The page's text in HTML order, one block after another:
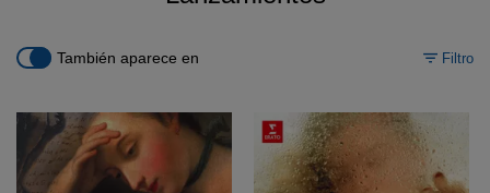
También aparece en Filtro